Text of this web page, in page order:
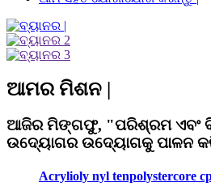
ଆମର ମିଶନ |
ଆଜିର ମିଙ୍ଗଫୁ, "ପରିଶ୍ରମ ଏବଂ
ଉଦ୍ୟୋଗର ଉଦ୍ୟୋଗକୁ ପାଳନ
Acrylioly nyl tenpolystercore